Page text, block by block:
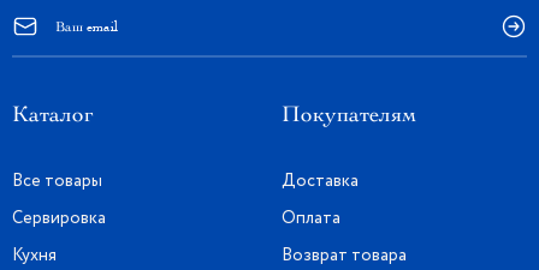
Каталог
Все товары
Сервировка
Кухня
Покупателям
Доставка
Оплата
Возврат товара